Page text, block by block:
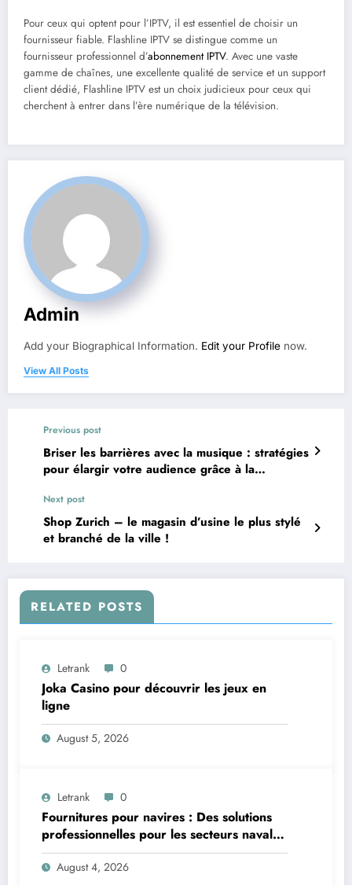
Pour ceux qui optent pour l’IPTV, il est essentiel de choisir un
fournisseur fiable. Flashline IPTV se distingue comme un
fournisseur professionnel d’abonnement IPTV. Avec une vaste
gamme de chaînes, une excellente qualité de service et un support
client dédié, Flashline IPTV est un choix judicieux pour ceux qui
cherchent à entrer dans l’ère numérique de la télévision.
Admin
Add your Biographical Information. Edit your Profile now.
View All Posts
Previous post
Briser les barrières avec la musique : stratégies
pour élargir votre audience grâce à la
Next post
Shop Zurich – le magasin d’usine le plus stylé
et branché de la ville !
RELATED POSTS
Letrank 0
Joka Casino pour découvrir les jeux en
ligne
August 5, 2026
Letrank 0
Fournitures pour navires : Des solutions
professionnelles pour les secteurs naval et
offshore
August 4, 2026